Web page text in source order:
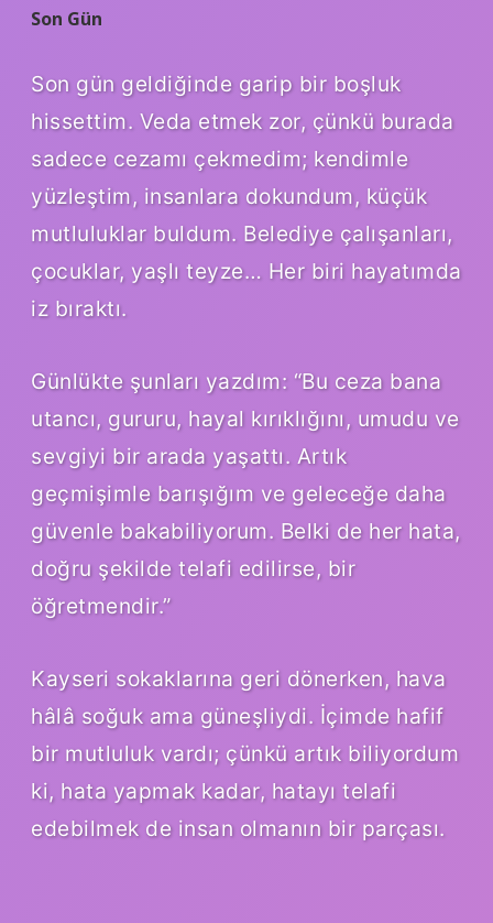
Son Gün
Son gün geldiğinde garip bir boşluk
hissettim. Veda etmek zor, çünkü burada
sadece cezamı çekmedim; kendimle
yüzleştim, insanlara dokundum, küçük
mutluluklar buldum. Belediye çalışanları,
çocuklar, yaşlı teyze… Her biri hayatımda
iz bıraktı.
Günlükte şunları yazdım: “Bu ceza bana
utancı, gururu, hayal kırıklığını, umudu ve
sevgiyi bir arada yaşattı. Artık
geçmişimle barışığım ve geleceğe daha
güvenle bakabiliyorum. Belki de her hata,
doğru şekilde telafi edilirse, bir
öğretmendir.”
Kayseri sokaklarına geri dönerken, hava
hâlâ soğuk ama güneşliydi. İçimde hafif
bir mutluluk vardı; çünkü artık biliyordum
ki, hata yapmak kadar, hatayı telafi
edebilmek de insan olmanın bir parçası.